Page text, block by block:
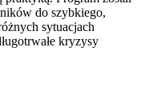
do szybkiego,
sytuacjach
kryzysy